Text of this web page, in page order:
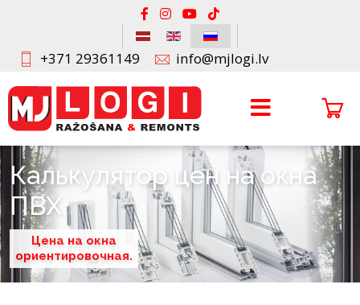
+371 29361149 info@mjlogi.lv
Калькулятор цен на окна
ПВХ
Цена на окна
ориентировочная.